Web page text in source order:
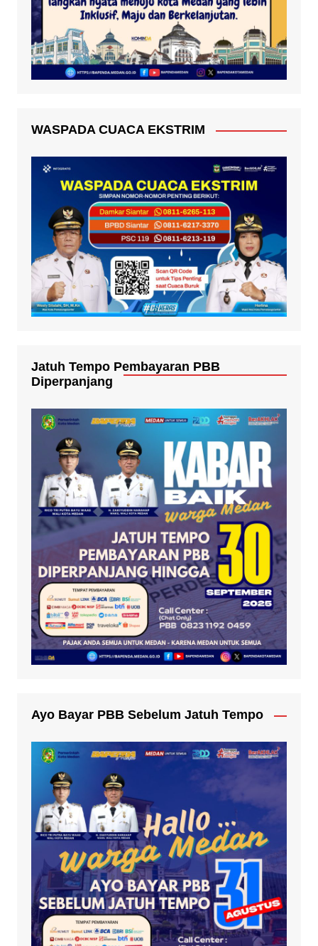
WASPADA CUACA EKSTRIM
Jatuh Tempo Pembayaran PBB
Diperpanjang
Ayo Bayar PBB Sebelum Jatuh Tempo